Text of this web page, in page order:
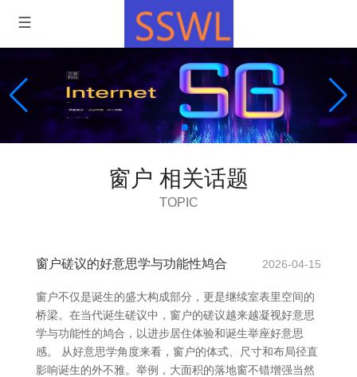
窗户 相关话题
TOPIC
窗户磋议的好意思学与功能性鸠合 2026-04-15
窗户不仅是诞生的盛大构成部分，更是继续室表里空间的
桥梁。在当代诞生磋议中，窗户的磋议越来越凝视好意思
学与功能性的鸠合，以进步居住体验和诞生举座好意思
感。 从好意思学角度来看，窗户的体式、尺寸和布局径直
影响诞生的外不雅。举例，大面积的落地窗不错增强当然